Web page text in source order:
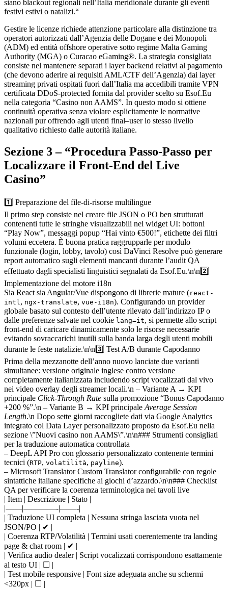
siano blackout regionali nell’Italia meridionale durante gli eventi
festivi estivi o natalizi.“
Gestire le licenze richiede attenzione particolare alla distinzione tra
operatori autorizzati dall’Agenzia delle Dogane e dei Monopoli
(ADM) ed entità offshore operative sotto regime Malta Gaming
Authority (MGA) o Curacao eGaming®. La strategia consigliata
consiste nel mantenere separati i layer backend relativi al pagamento
(che devono aderire ai requisiti AML/CTF dell’Agenzia) dai layer
streaming privati ospitati fuori dall’Italia ma accedibili tramite VPN
certificata DDoS‑protected fornita dal provider scelto su Esof.Eu
nella categoria “Casino non AAMS”. In questo modo si ottiene
continuità operativa senza violare esplicitamente le normative
nazionali pur offrendo agli utenti final–user lo stesso livello
qualitativo richiesto dalle autorità italiane.
Sezione 3 – “Procedura Passo‑Passo per
Localizzare il Front‑End del Live
Casino”
1️⃣ Preparazione del file‑di‑risorse multilingue
Il primo step consiste nel creare file JSON o PO ben strutturati
contenenti tutte le stringhe visualizzabili nei widget UI: bottoni
“Play Now”, messaggi popup “Hai vinto €500!”, etichette dei filtri
volumi eccetera. È buona pratica raggrupparle per modulo
funzionale (login, lobby, tavolo) così DaVinci Resolve può generare
report automatico sugli elementi mancanti durante l’audit QA
effettuato dagli specialisti linguistici segnalati da Esof.Eu.\n\n2️⃣
Implementazione del motore i18n
Sia React sia Angular/Vue dispongono di librerie mature (react-
intl, ngx-translate, vue-i18n). Configurando un provider
globale basato sul contesto dell’utente rilevato dall’indirizzo IP o
dalle preferenze salvate nel cookie lang=it, si permette allo script
front‑end di caricare dinamicamente solo le risorse necessarie
evitando sovraccarichi inutili sulla banda larga degli utenti mobili
durante le feste natalizie.\n\n3️⃣ Test A/B durante Capodanno
Prima della mezzanotte dell’anno nuovo lanciate due varianti
simultanee: versione originale inglese contro versione
completamente italianizzata includendo script vocalizzati dal vivo
nei video overlay degli streamer locali.\n – Variante A → KPI
principale Click‑Through Rate sulla promozione “Bonus Capodanno
+200 %”.\n – Variante B → KPI principale Average Session
Length.\n Dopo sette giorni raccogliete dati via Google Analytics
integrato col Data Layer personalizzato proposto da Esof.Eu nella
sezione \”Nuovi casino non AAMS\”.\n\n### Strumenti consigliati
per la traduzione automatica controllata
– DeepL API Pro con glossario personalizzato contenente termini
tecnici (RTP, volatilità, payline).
– Microsoft Translator Custom Translator configurabile con regole
sintattiche italiane specifiche ai giochi d’azzardo.\n\n### Checklist
QA per verificare la coerenza terminologica nei tavoli live
| Item | Descrizione | Stato |
|——|————-|——-|
| Traduzione UI completa | Nessuna stringa lasciata vuota nel
JSON/PO | ✔ |
| Coerenza RTP/Volatilità | Termini usati coerentemente tra landing
page & chat room | ✔ |
| Verifica audio dealer | Script vocalizzati corrispondono esattamente
al testo UI | ☐ |
| Test mobile responsive | Font size adeguata anche su schermi
<320px | ☐ |